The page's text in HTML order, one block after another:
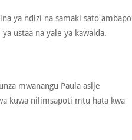
ya ndizi na samaki sato ambapo
ustaa na yale ya kawaida.
mwanangu Paula asije
kuwa nilimsapoti mtu hata kwa